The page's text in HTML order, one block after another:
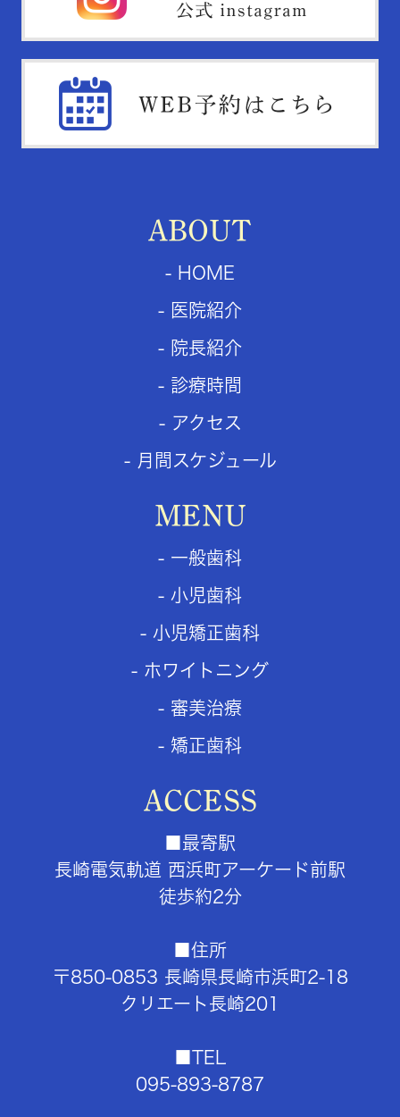
ABOUT
- HOME
- 医院紹介
- 院長紹介
- 診療時間
- アクセス
- 月間スケジュール
MENU
- 一般歯科
- 小児歯科
- 小児矯正歯科
- ホワイトニング
- 審美治療
- 矯正歯科
ACCESS
■最寄駅
長崎電気軌道 西浜町アーケード前駅
徒歩約2分
■住所
〒850-0853 長崎県長崎市浜町2-18
クリエート長崎201
■TEL
095-893-8787